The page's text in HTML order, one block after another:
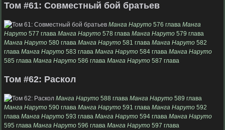
Том #61: Совместный бой братьев
Манга Наруто 576 глава Манга
Наруто 577 глава Манга Наруто 578 глава Манга Наруто 579 глава
Манга Наруто 580 глава Манга Наруто 581 глава Манга Наруто 582
глава Манга Наруто 583 глава Манга Наруто 584 глава Манга Наруто
585 глава Манга Наруто 586 глава Манга Наруто 587 глава
Том #62: Раскол
Манга Наруто 588 глава Манга Наруто 589 глава
Манга Наруто 590 глава Манга Наруто 591 глава Манга Наруто 592
глава Манга Наруто 593 глава Манга Наруто 594 глава Манга Наруто
595 глава Манга Наруто 596 глава Манга Наруто 597 глава